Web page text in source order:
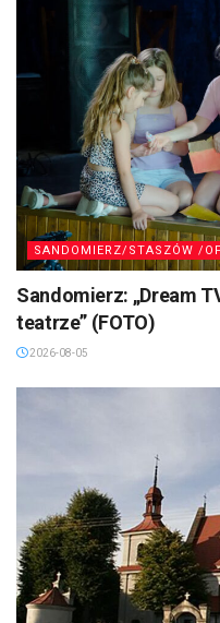
SANDOMIERZ/STASZÓW /
Sandomierz: „Dream
teatrze” (FOTO)
2026-08-05